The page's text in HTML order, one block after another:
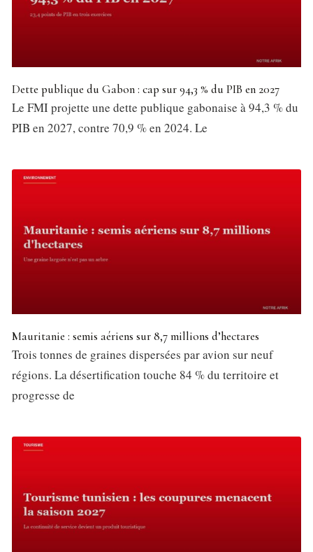
Dette publique du Gabon : cap sur 94,3 % du PIB en 2027
Le FMI projette une dette publique gabonaise à 94,3 % du
PIB en 2027, contre 70,9 % en 2024. Le
Mauritanie : semis aériens sur 8,7 millions d’hectares
Trois tonnes de graines dispersées par avion sur neuf
régions. La désertification touche 84 % du territoire et
progresse de